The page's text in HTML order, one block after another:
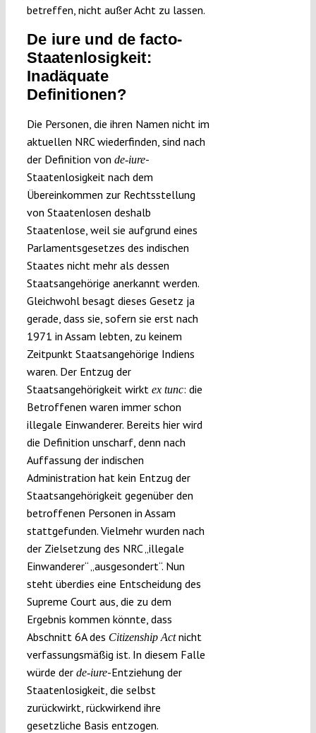
betreffen, nicht außer Acht zu lassen.
De iure und de facto-
Staatenlosigkeit:
Inadäquate
Definitionen?
Die Personen, die ihren Namen nicht im
aktuellen NRC wiederfinden, sind nach
der Definition von de-iure-
Staatenlosigkeit nach dem
Übereinkommen zur Rechtsstellung
von Staatenlosen deshalb
Staatenlose, weil sie aufgrund eines
Parlamentsgesetzes des indischen
Staates nicht mehr als dessen
Staatsangehörige anerkannt werden.
Gleichwohl besagt dieses Gesetz ja
gerade, dass sie, sofern sie erst nach
1971 in Assam lebten, zu keinem
Zeitpunkt Staatsangehörige Indiens
waren. Der Entzug der
Staatsangehörigkeit wirkt ex tunc: die
Betroffenen waren immer schon
illegale Einwanderer. Bereits hier wird
die Definition unscharf, denn nach
Auffassung der indischen
Administration hat kein Entzug der
Staatsangehörigkeit gegenüber den
betroffenen Personen in Assam
stattgefunden. Vielmehr wurden nach
der Zielsetzung des NRC „illegale
Einwanderer“ „ausgesondert“. Nun
steht überdies eine Entscheidung des
Supreme Court aus, die zu dem
Ergebnis kommen könnte, dass
Abschnitt 6A des Citizenship Actnicht
verfassungsmäßig ist. In diesem Falle
würde der de-iure-Entziehung der
Staatenlosigkeit, die selbst
zurückwirkt, rückwirkend ihre
gesetzliche Basis entzogen.